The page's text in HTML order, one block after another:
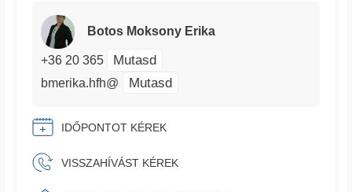
Botos Moksony Erika
+36 20 365 Mutasd
bmerika.hfh@ Mutasd
IDŐPONTOT KÉREK
VISSZAHÍVÁST KÉREK